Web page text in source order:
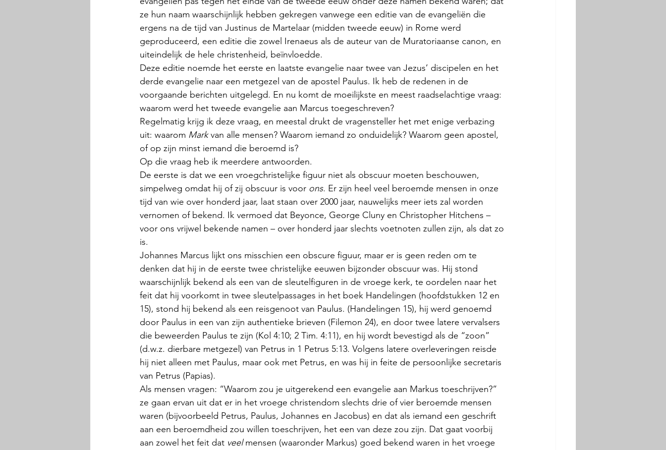
ze hun naam waarschijnlijk hebben gekregen vanwege een editie van de evangeliën die
ergens na de tijd van Justinus de Martelaar (midden tweede eeuw) in Rome werd
geproduceerd, een editie die zowel Irenaeus als de auteur van de Muratoriaanse canon, en
uiteindelijk de hele christenheid, beïnvloedde.
Deze editie noemde het eerste en laatste evangelie naar twee van Jezus’ discipelen en het
derde evangelie naar een metgezel van de apostel Paulus. Ik heb de redenen in de
voorgaande berichten uitgelegd. En nu komt de moeilijkste en meest raadselachtige vraag:
waarom werd het tweede evangelie aan Marcus toegeschreven?
Regelmatig krijg ik deze vraag, en meestal drukt de vragensteller het met enige verbazing
uit: waarom Mark van alle mensen? Waarom iemand zo onduidelijk? Waarom geen apostel,
of op zijn minst iemand die beroemd is?
Op die vraag heb ik meerdere antwoorden.
De eerste is dat we een vroegchristelijke figuur niet als obscuur moeten beschouwen,
simpelweg omdat hij of zij obscuur is voor ons. Er zijn heel veel beroemde mensen in onze
tijd van wie over honderd jaar, laat staan over 2000 jaar, nauwelijks meer iets zal worden
vernomen of bekend. Ik vermoed dat Beyonce, George Cluny en Christopher Hitchens –
voor ons vrijwel bekende namen – over honderd jaar slechts voetnoten zullen zijn, als dat zo
is.
Johannes Marcus lijkt ons misschien een obscure figuur, maar er is geen reden om te
denken dat hij in de eerste twee christelijke eeuwen bijzonder obscuur was. Hij stond
waarschijnlijk bekend als een van de sleutelfiguren in de vroege kerk, te oordelen naar het
feit dat hij voorkomt in twee sleutelpassages in het boek Handelingen (hoofdstukken 12 en
15), stond hij bekend als een reisgenoot van Paulus. (Handelingen 15), hij werd genoemd
door Paulus in een van zijn authentieke brieven (Filemon 24), en door twee latere vervalsers
die beweerden Paulus te zijn (Kol 4:10; 2 Tim. 4:11), en hij wordt bevestigd als de “zoon”
(d.w.z. dierbare metgezel) van Petrus in 1 Petrus 5:13. Volgens latere overleveringen reisde
hij niet alleen met Paulus, maar ook met Petrus, en was hij in feite de persoonlijke secretaris
van Petrus (Papias).
Als mensen vragen: “Waarom zou je uitgerekend een evangelie aan Markus toeschrijven?”
ze gaan ervan uit dat er in het vroege christendom slechts drie of vier beroemde mensen
waren (bijvoorbeeld Petrus, Paulus, Johannes en Jacobus) en dat als iemand een geschrift
aan een beroemdheid zou willen toeschrijven, het een van deze zou zijn. Dat gaat voorbij
aan zowel het feit dat veel mensen (waaronder Markus) goed bekend waren in het vroege